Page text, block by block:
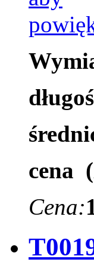
cena
Cena: